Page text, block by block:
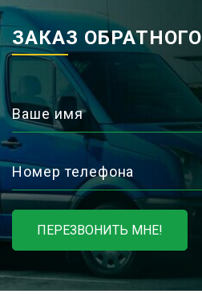
ЗАКАЗ ОБРАТНОГО
Ваше имя
Номер телефона
ПЕРЕЗВОНИТЬ МНЕ!